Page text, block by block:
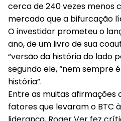
cerca de 240 vezes menos
mercado que a bifurcação
O investidor prometeu o
ano, de um livro de sua
“versão da história do lado
segundo ele, “nem sempre
história”.
Entre as muitas afirmações
fatores que levaram o BTC